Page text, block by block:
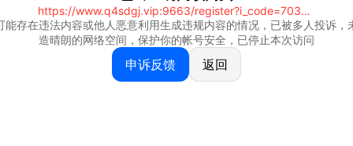
https://www.q4sdgj.vip:9663/register?i_code=70328081
能存在违法内容或他人恶意利用生成违规内容的情况，已被多人投诉，
造晴朗的网络空间，保护你的帐号安全，已停止本次访问
申诉反馈 返回